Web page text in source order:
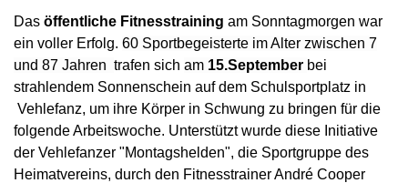
Das öffentliche Fitnesstraining am Sonntagmorgen war
ein voller Erfolg. 60 Sportbegeisterte im Alter zwischen 7
und 87 Jahren trafen sich am 15.September bei
strahlendem Sonnenschein auf dem Schulsportplatz in
Vehlefanz, um ihre Körper in Schwung zu bringen für die
folgende Arbeitswoche. Unterstützt wurde diese Initiative
der Vehlefanzer "Montagshelden", die Sportgruppe des
Heimatvereins, durch den Fitnesstrainer André Cooper